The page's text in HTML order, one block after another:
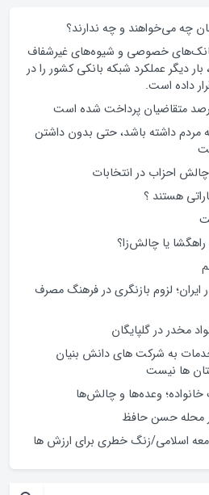
خوبه/روز زن مبارک
چه می‌خواهند و چه ندارند؟
خصوصی و شیوه‌های غیرشفاف
دیگر عملکرد شبکه بانکی کشور را در
داده است.
داشته باشد، حتی بدون داشتن
احزاب در انتخابات
هستند ؟
یا چالش‌زا؟
لزوم بازنگری در فرهنگ مصرف
به شرکت های دانش بنیان
ها نیست